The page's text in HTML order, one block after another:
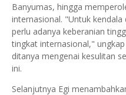
Banyumas, hingga
internasional. "Untuk
perlu adanya keberanian
tingkat internasional,"
ditanya mengenai kesulitan
ini.
Selanjutnya Egi